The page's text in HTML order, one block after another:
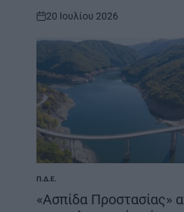
on
20 Ιουλίου 2026
POSTED
Π.Δ.Ε.
«Ασπίδα Προστασίας»